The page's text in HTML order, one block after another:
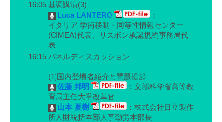
16:05 基調講演(3)
Luca LANTERO
：
イタリア 学術移動・同等性情報センター
(CIMEA)代表、リスボン承認規約事務局代
表
16:15 パネルディスカッション
(1)国内登壇者紹介と問題提起
佐藤 邦明
：文部科学省高等教
育局主任大学改革官
山本 夏樹
：株式会社日立製作
所人財統括本部人事勤労本部長